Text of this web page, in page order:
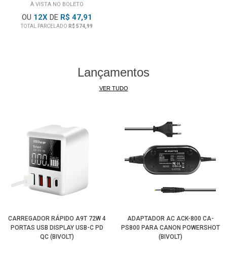
À VISTA NO BOLETO
OU 12XDE R$ 47,91
TOTAL PARCELADO R$ 574,99
Lançamentos
VER TUDO
CARREGADOR RÁPIDO A9T 72W 4
PORTAS USB DISPLAY USB-C PD
QC (BIVOLT)
ADAPTADOR AC ACK-800 CA-
PS800 PARA CANON POWERSHOT
(BIVOLT)